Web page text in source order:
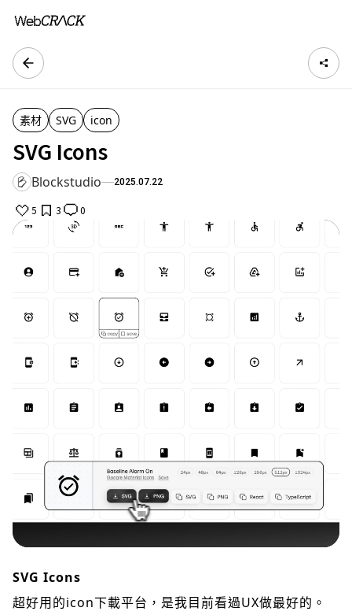
素材 SVG icon
SVG Icons
Blockstudio 2025.07.22
5 3 0
SVG Icons
超好用的icon下載平台，是我目前看過UX做最好的。